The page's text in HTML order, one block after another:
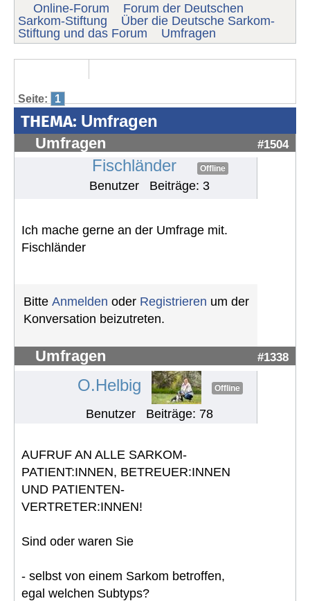
Online-Forum
Forum der Deutschen
Sarkom-Stiftung
Über die Deutsche Sarkom-
Stiftung und das Forum
Umfragen
Seite: 1
THEMA: Umfragen
Umfragen #1504
Fischländer Offline
Benutzer Beiträge: 3
Ich mache gerne an der Umfrage mit.
Fischländer
Bitte Anmelden oder Registrieren um der
Konversation beizutreten.
Umfragen #1338
O.Helbig Offline
Benutzer Beiträge: 78
AUFRUF AN ALLE SARKOM-
PATIENT:INNEN, BETREUER:INNEN
UND PATIENTEN-
VERTRETER:INNEN!
Sind oder waren Sie
- selbst von einem Sarkom betroffen,
egal welchen Subtyps?